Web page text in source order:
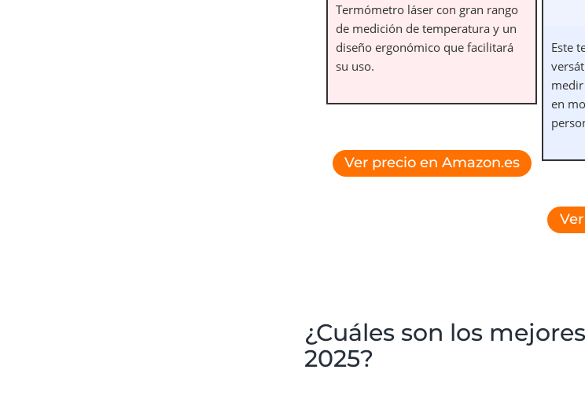
Termómetro láser con gran rango
de medición de temperatura y un
diseño ergonómico que facilitará
su uso.
Ver precio en Amazon.es
Este
en
¿Cuáles son los
2025?